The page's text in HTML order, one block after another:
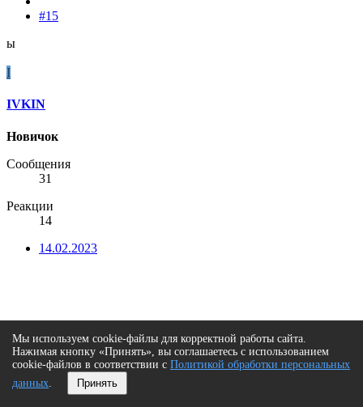
#15
ы
I
IVKIN
Новичок
Сообщения
31
Реакции
14
14.02.2023
Мы используем cookie-файлы для корректной работы сайта.
Нажимая кнопку «Принять», вы соглашаетесь с использованием
cookie-файлов в соответствии с Политикой обработки персональных
данных. Принять